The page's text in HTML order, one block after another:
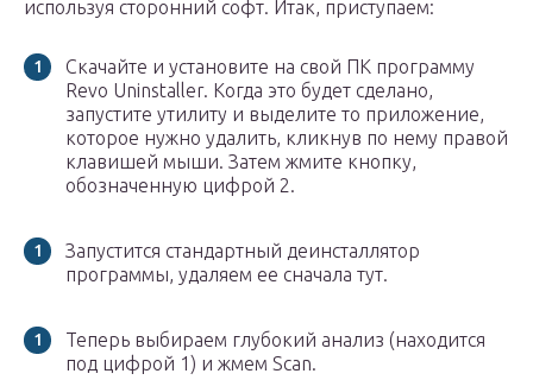
используя сторонний софт. Итак, приступаем:
Скачайте и установите на свой ПК программу
Revo Uninstaller. Когда это будет сделано,
запустите утилиту и выделите то приложение,
которое нужно удалить, кликнув по нему правой
клавишей мыши. Затем жмите кнопку,
обозначенную цифрой 2.
Запустится стандартный деинсталлятор
программы, удаляем ее сначала тут.
Теперь выбираем глубокий анализ (находится
под цифрой 1) и жмем Scan.